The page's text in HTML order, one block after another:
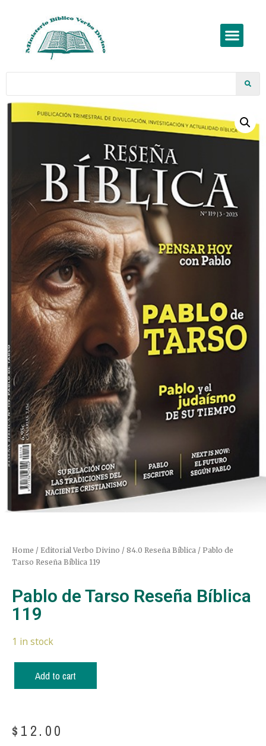
Home / Editorial Verbo Divino / 84.0 Reseña Bíblica / Pablo de
Tarso Reseña Bíblica 119
Pablo de Tarso Reseña Bíblica
119
1 in stock
Add to cart
$ 12.00